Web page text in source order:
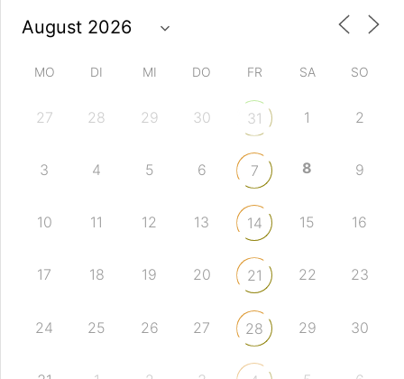
MO DI MI DO FR SA SO
27 28 29 30 31 1 2
3 4 5 6 7 8 9
10 11 12 13 14 15 16
17 18 19 20 21 22 23
24 25 26 27 28 29 30